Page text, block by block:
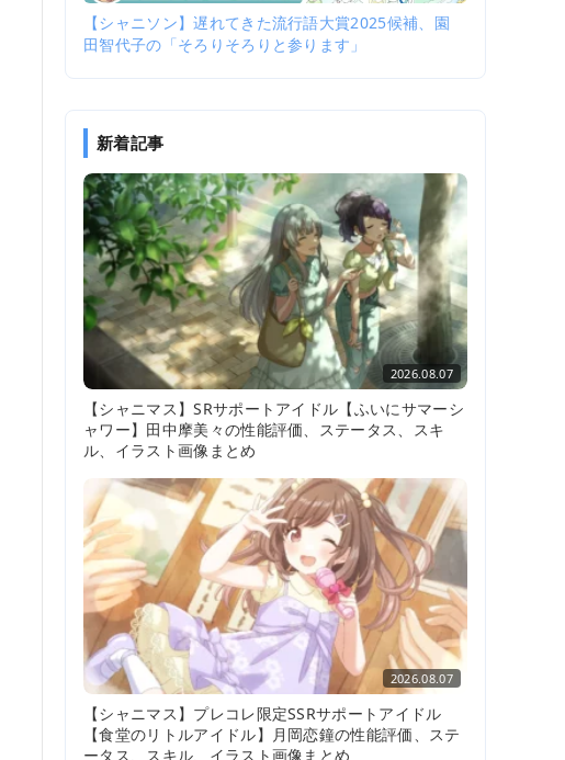
【シャニソン】遅れてきた流行語大賞2025候補、園
田智代子の「そろりそろりと参ります」
新着記事
2026.08.07
【シャニマス】SRサポートアイドル【ふいにサマーシ
ャワー】田中摩美々の性能評価、ステータス、スキ
ル、イラスト画像まとめ
2026.08.07
【シャニマス】プレコレ限定SSRサポートアイドル
【食堂のリトルアイドル】月岡恋鐘の性能評価、ステ
ータス、スキル、イラスト画像まとめ